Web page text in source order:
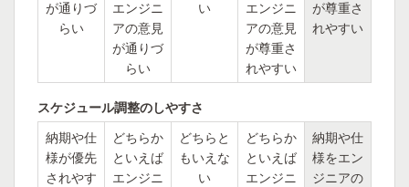
が通りづ
らい
エンジニ
アの意見
が通りづ
らい
い
エンジニ
アの意見
が尊重さ
れやすい
が尊重さ
れやすい
スケジュール調整のしやすさ
納期や仕
様が優先
されやす
どちらか
といえば
エンジニ
どちらと
もいえな
い
どちらか
といえば
エンジニ
納期や仕
様をエン
ジニアの